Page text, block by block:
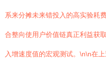
系来分摊未来错投入的高实验耗
合整向使用户价值链真正利益获
入增速度值的宏观测试。\n\n在